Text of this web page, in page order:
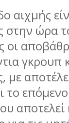
αιχμής
στην ώρα
οι
γκρουπ
με
το
αποτελεί